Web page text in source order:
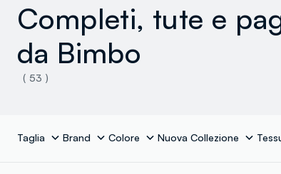
Completi, tute e
da Bimbo
( 53 )
Taglia Brand Colore Nuova Collezione